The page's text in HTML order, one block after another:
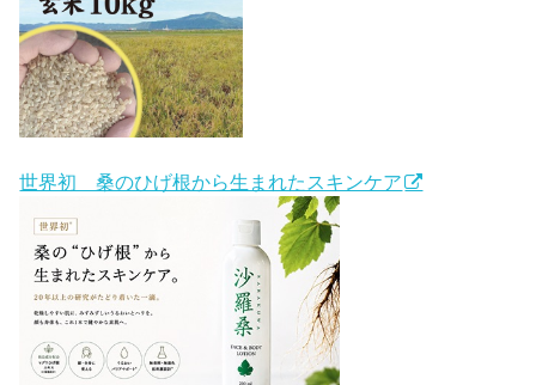
世界初 桑のひげ根から生まれたスキンケア